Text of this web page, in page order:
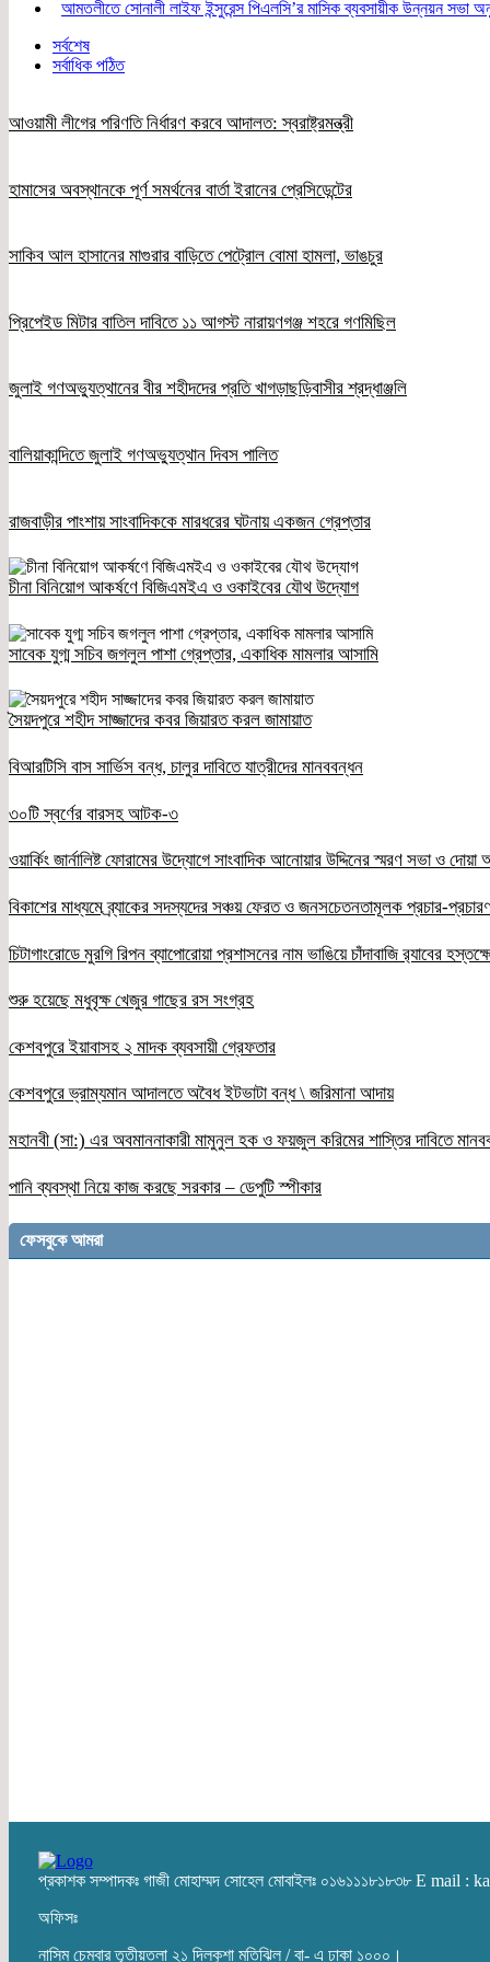
আমতলীতে সোনালী লাইফ ইন্সুরেন্স পিএলসি’র মাসিক ব্যবসায়ীক উন্নয়ন সভা
সর্বশেষ
সর্বাধিক পঠিত
আওয়ামী লীগের পরিণতি নির্ধারণ করবে আদালত: স্বরাষ্ট্রমন্ত্রী
হামাসের অবস্থানকে পূর্ণ সমর্থনের বার্তা ইরানের প্রেসিডেন্টের
সাকিব আল হাসানের মাগুরার বাড়িতে পেট্রোল বোমা হামলা, ভাঙচুর
প্রিপেইড মিটার বাতিল দাবিতে ১১ আগস্ট নারায়ণগঞ্জ শহরে গণমিছিল
জুলাই গণঅভ্যুত্থানের বীর শহীদদের প্রতি খাগড়াছড়িবাসীর শ্রদ্ধাঞ্জলি
বালিয়াকান্দিতে জুলাই গণঅভ্যুত্থান দিবস পালিত
রাজবাড়ীর পাংশায় সাংবাদিককে মারধরের ঘটনায় একজন গ্রেপ্তার
চীনা বিনিয়োগ আকর্ষণে বিজিএমইএ ও ওকাইবের যৌথ উদ্যোগ
সাবেক যুগ্ম সচিব জগলুল পাশা গ্রেপ্তার, একাধিক মামলার আসামি
সৈয়দপুরে শহীদ সাজ্জাদের কবর জিয়ারত করল জামায়াত
বিআরটিসি বাস সার্ভিস বন্ধ, চালুর দাবিতে যাত্রীদের মানববন্ধন
৩০টি স্বর্ণের বারসহ আটক-৩
ওয়ার্কিং জার্নালিষ্ট ফোরামের উদ্যোগে সাংবাদিক আনোয়ার উদ্দিনের স্মরণ সভা ও দোয়া
বিকাশের মাধ্যমে ব্র্যাকের সদস্যদের সঞ্চয় ফেরত ও জনসচেতনতামূলক প্রচার-
চিটাগাংরোডে মুরগি রিপন ব্যাপোরোয়া প্রশাসনের নাম ভাঙিয়ে চাঁদাবাজি র‌্যাবের
শুরু হয়েছে মধুবৃক্ষ খেজুর গাছের রস সংগ্রহ
কেশবপুরে ইয়াবাসহ ২ মাদক ব্যবসায়ী গ্রেফতার
কেশবপুরে ভ্রাম্যমান আদালতে অবৈধ ইটভাটা বন্ধ \ জরিমানা আদায়
মহানবী (সা:) এর অবমাননাকারী মামুনুল হক ও ফয়জুল করিমের শাস্তির দাবিতে
পানি ব্যবস্থা নিয়ে কাজ করছে সরকার – ডেপুটি স্পীকার
ফেসবুকে আমরা
প্রকাশক সম্পাদকঃ গাজী মোহাম্মদ সোহেল মোবাইলঃ ০১৬১১১৮১৮৩৮ E mail
অফিসঃ
নাসিম চেম্বার তৃতীয়তলা ২১ দিলকুশা মতিঝিল / বা- এ ঢাকা ১০০০।